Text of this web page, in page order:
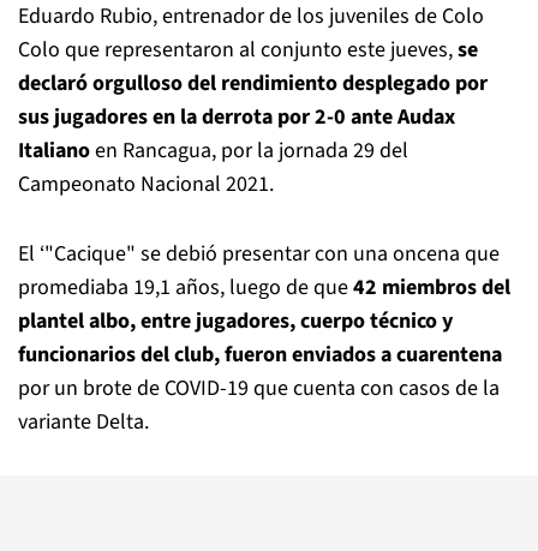
Eduardo Rubio, entrenador de los juveniles de Colo
Colo que representaron al conjunto este jueves,se
declaró orgulloso del rendimiento desplegado por
sus jugadores en la derrota por 2-0 ante Audax
Italianoen Rancagua, por la jornada 29 del
Campeonato Nacional 2021.
El ‘"Cacique" se debió presentar con una oncena que
promediaba 19,1 años, luego de que42 miembros del
plantel albo, entre jugadores, cuerpo técnico y
funcionarios del club, fueron enviados a cuarentena
por un brote de COVID-19 que cuenta con casos de la
variante Delta.